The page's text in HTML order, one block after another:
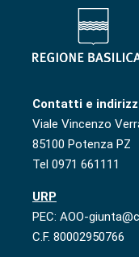
Contatti e
Viale Vincenzo
85100 Potenza PZ
Tel 0971 661111
URP
PEC: AOO-
C.F. 80002950766